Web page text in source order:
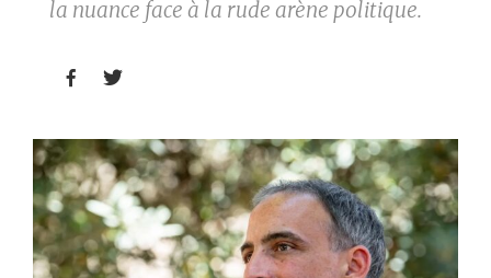
la nuance face à la rude arène politique.
 